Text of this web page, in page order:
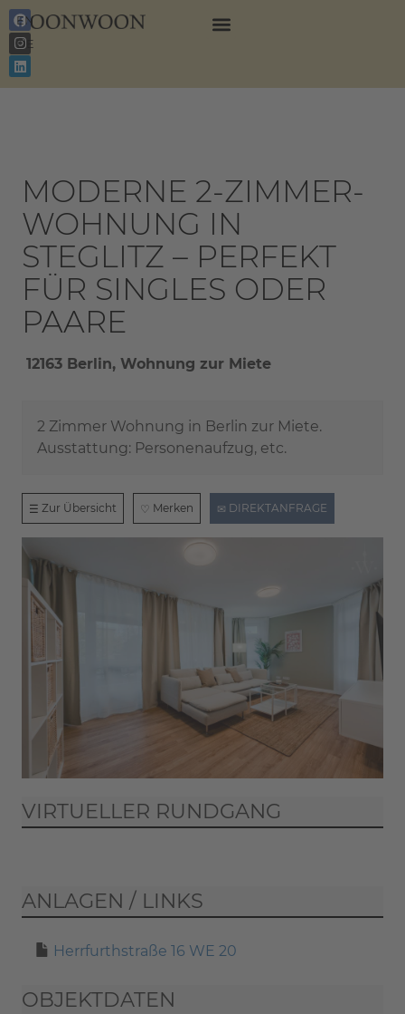
EN
DE
MODERNE 2-ZIMMER-
WOHNUNG IN
STEGLITZ – PERFEKT
FÜR SINGLES ODER
PAARE
12163 Berlin, Wohnung zur Miete
2 Zimmer Wohnung in Berlin zur Miete.
Ausstattung: Personenaufzug, etc.
Zur Übersicht Merken DIREKTANFRAGE
VIRTUELLER RUNDGANG
Wenn Sie den virtuellen
Rundgang starten, übertragen Sie
(Datenschutzerklärung
RUNDGANG STARTEN
ANLAGEN / LINKS
Herrfurthstraße 16 WE 20
OBJEKTDATEN